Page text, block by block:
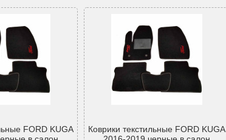
FORD KUGA
Коврики текстильные FORD KUGA